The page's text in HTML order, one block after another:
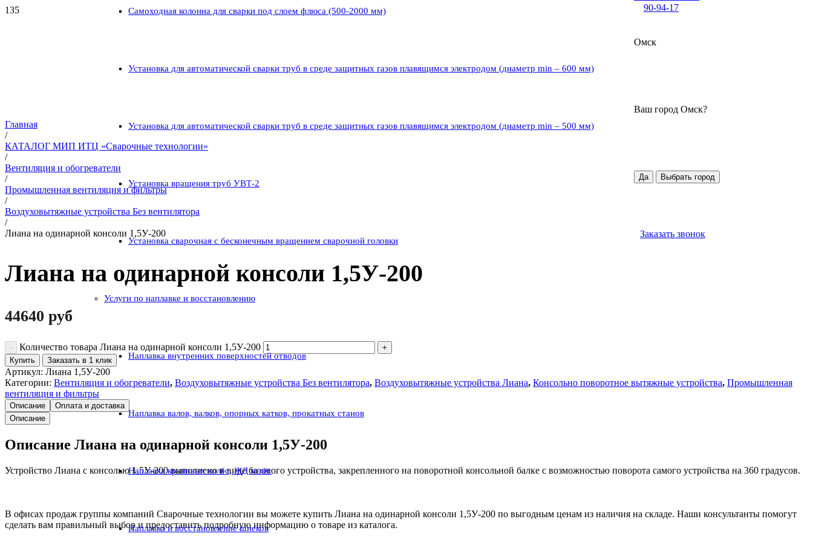
Самоходная колонна для сварки под слоем флюса (500-2000 мм)
Установка для автоматической сварки труб в среде защитных газов плавящимся электродом (диаметр min – 600 мм)
Установка для автоматической сварки труб в среде защитных газов плавящимся электродом (диаметр min – 500 мм)
Установка вращения труб УВТ-2
Установка сварочная с бесконечным вращением сварочной головки
Услуги по наплавке и восстановлению
Наплавка внутренних поверхностей отводов
Наплавка валов, валков, опорных катков, прокатных станов
Наплавка крановых колёс, ЖД колёс
Наплавка и восстановление шнеков
90-94-17
Омск
Ваш город Омск?
Да Выбрать город
Заказать звонок
Главная
/
КАТАЛОГ МИП ИТЦ «Сварочные технологии»
/
Вентиляция и обогреватели
/
Промышленная вентиляция и фильтры
/
Воздуховытяжные устройства Без вентилятора
/
Лиана на одинарной консоли 1,5У-200
Лиана на одинарной консоли 1,5У-200
44640 руб
Количество товара Лиана на одинарной консоли 1,5У-200
Купить Заказать в 1 клик
Артикул: Лиана 1,5У-200
Категории: Вентиляция и обогреватели, Воздуховытяжные устройства Без вентилятора, Воздуховытяжные устройства Лиана, Консольно поворотное вытяжные устройства, Промышленная
вентиляция и фильтры
Описание
Оплата и доставка
Описание
Описание Лиана на одинарной консоли 1,5У-200
Устройство Лиана с консолью 1,5У-200 выполнено в виде базового устройства, закрепленного на поворотной консольной балке с возможностью поворота самого устройства на 360 градусов.
В офисах продаж группы компаний Сварочные технологии вы можете купить Лиана на одинарной консоли 1,5У-200 по выгодным ценам из наличия на складе. Наши консультанты помогут
сделать вам правильный выбор и предоставить подробную информацию о товаре из каталога.